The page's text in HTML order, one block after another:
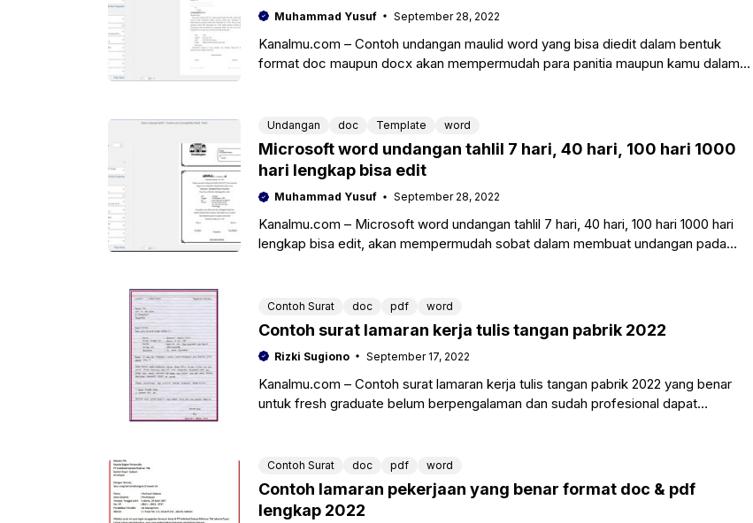
Muhammad Yusuf September 28, 2022
Kanalmu.com – Contoh undangan maulid word yang bisa diedit dalam bentuk
format doc maupun docx akan mempermudah para panitia maupun kamu dalam
Undangan doc Template word
Microsoft word undangan tahlil 7 hari, 40 hari, 100 hari 1000
hari lengkap bisa edit
Muhammad Yusuf September 28, 2022
Kanalmu.com – Microsoft word undangan tahlil 7 hari, 40 hari, 100 hari 1000 hari
lengkap bisa edit, akan mempermudah sobat dalam membuat undangan pada
Contoh Surat doc pdf word
Contoh surat lamaran kerja tulis tangan pabrik 2022
Rizki Sugiono September 17, 2022
Kanalmu.com – Contoh surat lamaran kerja tulis tangan pabrik 2022 yang benar
untuk fresh graduate belum berpengalaman dan sudah profesional dapat
Contoh Surat doc pdf word
Contoh lamaran pekerjaan yang benar format doc & pdf
lengkap 2022